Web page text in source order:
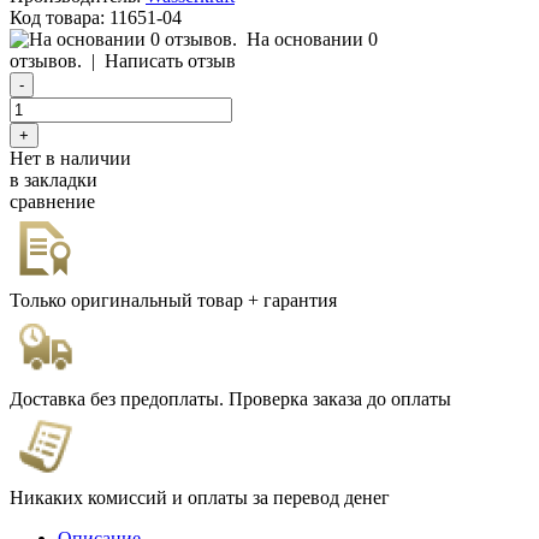
Код товара: 11651-04
На основании 0
отзывов. | Написать отзыв
Нет в наличии
в закладки
сравнение
Только оригинальный товар + гарантия
Доставка без предоплаты. Проверка заказа до оплаты
Никаких комиссий и оплаты за перевод денег